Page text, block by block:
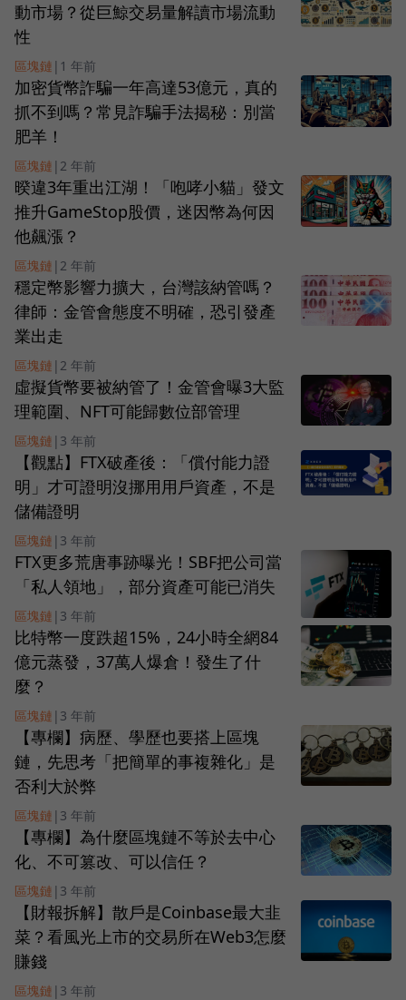
動市場？從巨鯨交易量解讀市場流動
性
區塊鏈 | 1 年前
加密貨幣詐騙一年高達53億元，真的
抓不到嗎？常見詐騙手法揭秘：別當
肥羊！
區塊鏈 | 2 年前
暌違3年重出江湖！「咆哮小貓」發文
推升GameStop股價，迷因幣為何因
他飆漲？
區塊鏈 | 2 年前
穩定幣影響力擴大，台灣該納管嗎？
律師：金管會態度不明確，恐引發產
業出走
區塊鏈 | 2 年前
虛擬貨幣要被納管了！金管會曝3大監
理範圍、NFT可能歸數位部管理
區塊鏈 | 3 年前
【觀點】FTX破產後：「償付能力證
明」才可證明沒挪用用戶資產，不是
儲備證明
區塊鏈 | 3 年前
FTX更多荒唐事跡曝光！SBF把公司當
「私人領地」，部分資產可能已消失
區塊鏈 | 3 年前
比特幣一度跌超15%，24小時全網84
億元蒸發，37萬人爆倉！發生了什
麼？
區塊鏈 | 3 年前
【專欄】病歷、學歷也要搭上區塊
鏈，先思考「把簡單的事複雜化」是
否利大於弊
區塊鏈 | 3 年前
【專欄】為什麼區塊鏈不等於去中心
化、不可篡改、可以信任？
區塊鏈 | 3 年前
【財報拆解】散戶是Coinbase最大韭
菜？看風光上市的交易所在Web3怎麼
賺錢
區塊鏈 | 3 年前